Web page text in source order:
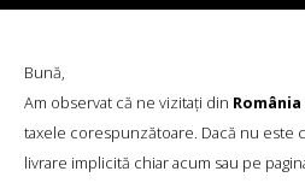
€457.56
Bună,
Am observat că ne vizitați din România
taxele corespunzătoare. Dacă nu este
livrare implicită chiar acum sau pe